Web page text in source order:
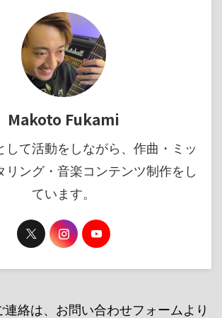
Makoto Fukami
して活動をしながら、作曲・ミッ
リング・音楽コンテンツ制作をし
ています。
連絡は、お問い合わせフォームより